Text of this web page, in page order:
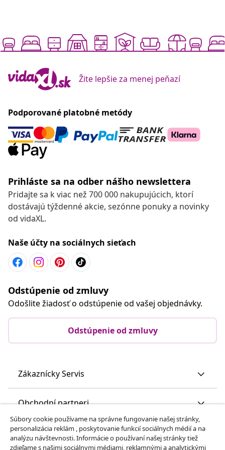
Žite lepšie za menej peňazí
Podporované platobné metódy
Prihláste sa na odber nášho newslettera
Pridajte sa k viac než 700 000 nakupujúcich, ktorí
dostávajú týždenné akcie, sezónne ponuky a novinky
od vidaXL.
Naše účty na sociálnych sieťach
Odstúpenie od zmluvy
Odošlite žiadosť o odstúpenie od vašej objednávky.
Odstúpenie od zmluvy
Zákaznícky Servis
Obchodní partneri
vidaXL
Súbory cookie používame na správne fungovanie našej stránky,
personalizácia reklám , poskytovanie funkcií sociálnych médií a na
analýzu návštevnosti. Informácie o používaní našej stránky tiež
zdieľame s našimi sociálnymi médiami, reklamnými a analytickými